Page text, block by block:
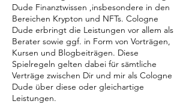
Dude Finanztwissen ,insbesondere in den
Bereichen Krypton und NFTs. Cologne
Dude erbringt die Leistungen vor allem als
Berater sowie ggf. in Form von Vorträgen,
Kursen und Blogbeiträgen. Diese
Spielregeln gelten dabei für sämtliche
Verträge zwischen Dir und mir als Cologne
Dude über diese oder gleichartige
Leistungen.